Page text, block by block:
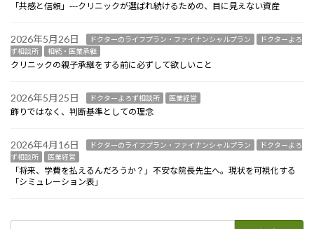
「共感と信頼」---クリニックが選ばれ続けるための、目に見えない資産
2026年5月26日 ドクターのライフプラン・ファイナンシャルプラン
ドクターよろ
ず相談所
相続・医業承継
クリニックの親子承継をする前に必ずして欲しいこと
2026年5月25日 ドクターよろず相談所 医業経営
飾りではなく、判断基準としての理念
2026年4月16日 ドクターのライフプラン・ファイナンシャルプラン
ドクターよろ
ず相談所
医業経営
「将来、学費を払えるんだろうか？」不安な院長先生へ。現状を可視化する
「シミュレーション表」